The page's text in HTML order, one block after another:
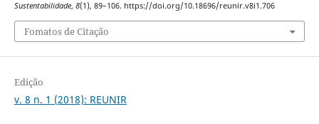
Sustentabilidade, 8(1), 89–106. https://doi.org/10.18696/reunir.v8i1.706
Fomatos de Citação
Edição
v. 8 n. 1 (2018): REUNIR